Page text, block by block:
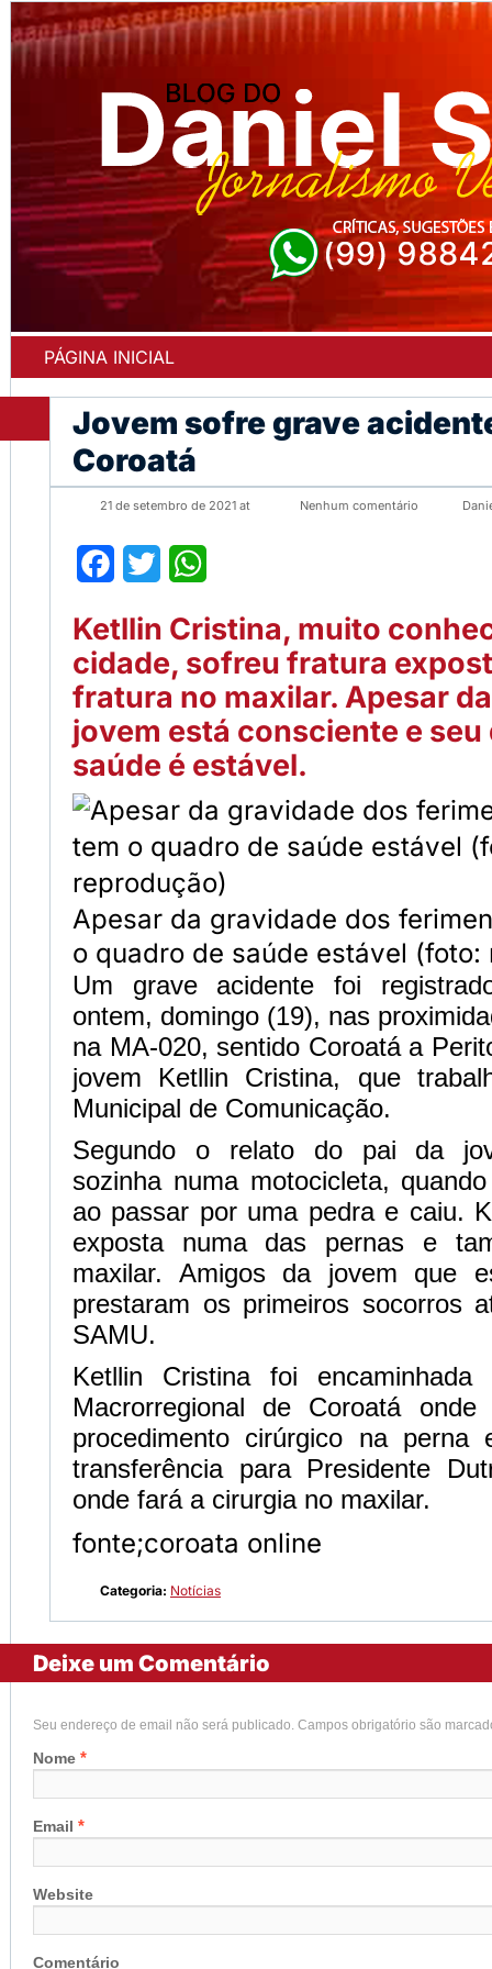
PÁGINA INICIAL
Jovem sofre grave
Coroatá
21 de setembro de 2021 at Nenhum comentário
Facebook
Twitter
Ketllin Cristina, muito
cidade, sofreu fratura
fratura no maxilar. Apesar
jovem está consciente e seu
saúde é estável.
Apesar da gravidade dos
o quadro de saúde estável (foto:
Um grave acidente foi
ontem, domingo (19), nas
na MA-020, sentido Coroatá a
jovem Ketllin Cristina, que
Municipal de Comunicação.
Segundo o relato do pai da
sozinha numa motocicleta,
ao passar por uma pedra e caiu.
exposta numa das pernas e
maxilar. Amigos da jovem que
prestaram os primeiros socorros
SAMU.
Ketllin Cristina foi
Macrorregional de Coroatá
procedimento cirúrgico na perna
transferência para Presidente
onde fará a cirurgia no maxilar.
fonte;coroata online
Categoria: Notícias
Deixe um Comentário
Seu endereço de email não será publicado. Campos obrigatório são
Nome *
Email *
Website
Comentário